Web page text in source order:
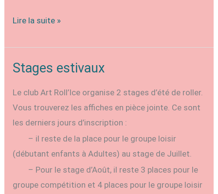
Vacances
d’avril
2026
stages
Lire la suite »
Stages estivaux
Le club Art Roll’Ice organise 2 stages d’été de roller.
Vous trouverez les affiches en pièce jointe. Ce sont
les derniers jours d’inscription :
– il reste de la place pour le groupe loisir
(débutant enfants à Adultes) au stage de Juillet.
– Pour le stage d’Août, il reste 3 places pour le
groupe compétition et 4 places pour le groupe loisir